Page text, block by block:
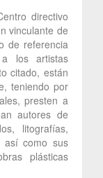
directivo
vinculante de
de referencia
los artistas
citado, están
teniendo por
presten a
autores de
litografías,
así como sus
plásticas